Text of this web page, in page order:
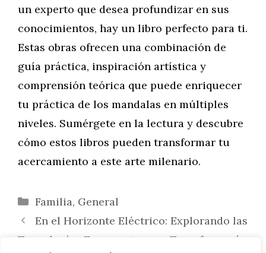
un experto que desea profundizar en sus
conocimientos, hay un libro perfecto para ti.
Estas obras ofrecen una combinación de
guía práctica, inspiración artística y
comprensión teórica que puede enriquecer
tu práctica de los mandalas en múltiples
niveles. Sumérgete en la lectura y descubre
cómo estos libros pueden transformar tu
acercamiento a este arte milenario.
Categorías
Familia, General
En el Horizonte Eléctrico: Explorando las
Tecnologías Emergentes que Transformarán